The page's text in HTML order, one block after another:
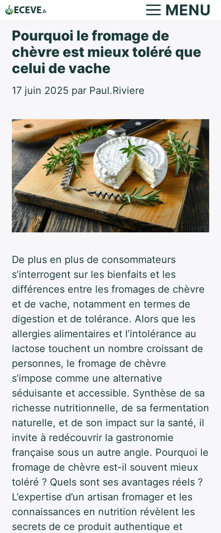
Aller
contenu
MENU
Pourquoi le fromage de
chèvre est mieux toléré que
celui de vache
17 juin 2025 par Paul.Riviere
De plus en plus de consommateurs
s’interrogent sur les bienfaits et les
différences entre les fromages de chèvre
et de vache, notamment en termes de
digestion et de tolérance. Alors que les
allergies alimentaires et l’intolérance au
lactose touchent un nombre croissant de
personnes, le fromage de chèvre
s’impose comme une alternative
séduisante et accessible. Synthèse de sa
richesse nutritionnelle, de sa fermentation
naturelle, et de son impact sur la santé, il
invite à redécouvrir la gastronomie
française sous un autre angle. Pourquoi le
fromage de chèvre est-il souvent mieux
toléré ? Quels sont ses avantages réels ?
L’expertise d’un artisan fromager et les
connaissances en nutrition révèlent les
secrets de ce produit authentique et